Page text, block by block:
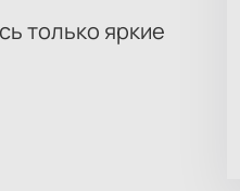
только яркие